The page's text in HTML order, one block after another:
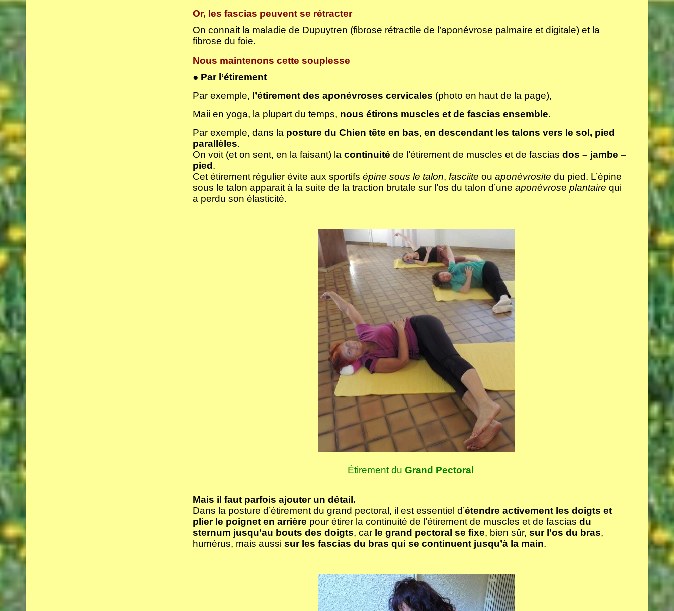
Or, les fascias peuvent se rétracter
On connait la maladie de Dupuytren (fibrose rétractile de l’aponévrose palmaire et digitale) et la
fibrose du foie.
Nous maintenons cette souplesse
● Par l’étirement
Par exemple, l’étirement des aponévroses cervicales (photo en haut de la page),
Maii en yoga, la plupart du temps, nous étirons muscles et de fascias ensemble.
Par exemple, dans la posture du Chien tête en bas, en descendant les talons vers le sol, pied
parallèles.
On voit (et on sent, en la faisant) la continuité de l’étirement de muscles et de fascias dos – jambe –
pied .
Cet étirement régulier évite aux sportifs épine sous le talon, fasciite ou aponévrosite du pied. L’épine
sous le talon apparait à la suite de la traction brutale sur l’os du talon d’une aponévrose plantaire qui
a perdu son élasticité.
Étirement du Grand Pectoral
Mais il faut parfois ajouter un détail.
Dans la posture d’étirement du grand pectoral, il est essentiel d’étendre activement les doigts et
plier le poignet en arrière pour étirer la continuité de l’étirement de muscles et de fascias du
sternum jusqu’au bouts des doigts, car le grand pectoral se fixe, bien sûr, sur l’os du bras,
humérus, mais aussi sur les fascias du bras qui se continuent jusqu’à la main.